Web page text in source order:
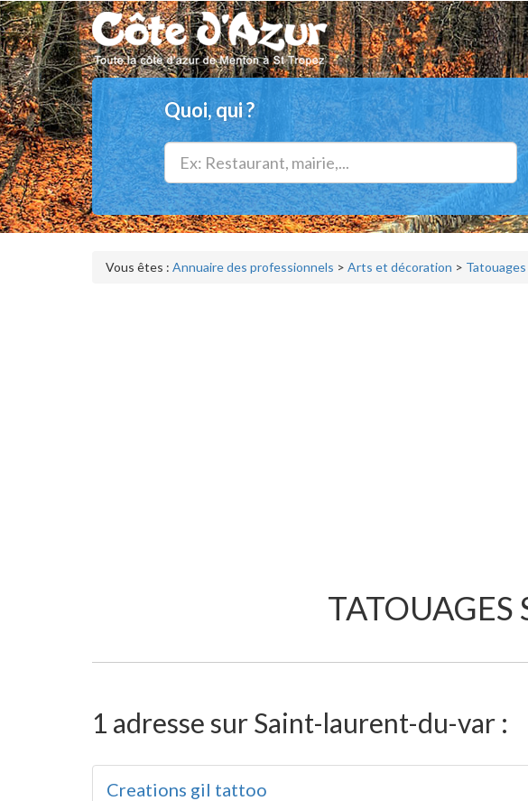
Quoi, qui ?
Vous êtes : Annuaire des professionnels > Arts et décoration > Tatouages
TATOUAGES
1 adresse sur Saint-laurent-du-var :
Creations gil tattoo